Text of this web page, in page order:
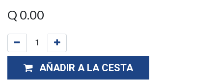
Q 0.00
AÑADIR A LA CESTA